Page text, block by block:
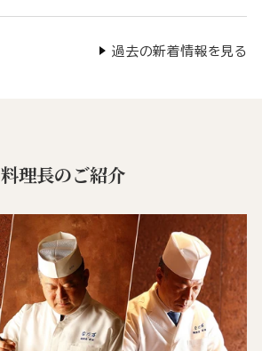
過去の新着情報を見る
料理長のご紹介